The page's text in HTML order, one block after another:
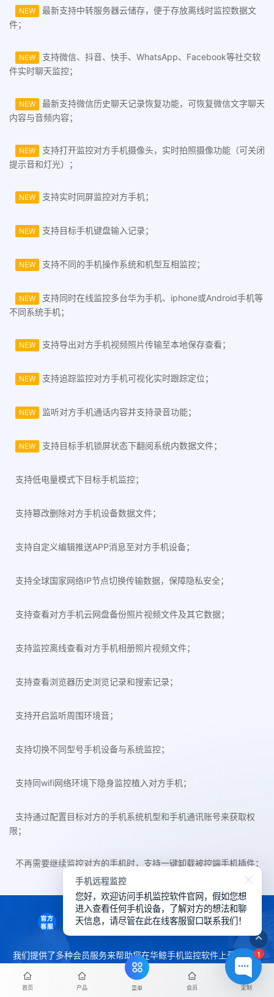
NEW
最新支持中转服务器云储存，便于存放离线时监控数据文
件；
NEW
支持微信、抖音、快手、WhatsApp、Facebook等社交软
件实时聊天监控；
NEW
最新支持微信历史聊天记录恢复功能，可恢复微信文字聊天
内容与音频内容；
NEW
支持打开监控对方手机摄像头，实时拍照摄像功能（可关闭
提示音和灯光）；
NEW 支持实时同屏监控对方手机；
NEW 支持目标手机键盘输入记录；
NEW 支持不同的手机操作系统和机型互相监控；
NEW
支持同时在线监控多台华为手机、iphone或Android手机等
不同系统手机；
NEW 支持导出对方手机视频照片传输至本地保存查看；
NEW 支持追踪监控对方手机可视化实时跟踪定位；
NEW 监听对方手机通话内容并支持录音功能；
NEW 支持目标手机锁屏状态下翻阅系统内数据文件；
支持低电量模式下目标手机监控；
支持篡改删除对方手机设备数据文件；
支持自定义编辑推送APP消息至对方手机设备；
支持全球国家网络IP节点切换传输数据，保障隐私安全；
支持查看对方手机云网盘备份照片视频文件及其它数据；
支持监控离线查看对方手机相册照片视频文件；
支持查看浏览器历史浏览记录和搜索记录；
支持开启监听周围环境音；
支持切换不同型号手机设备与系统监控；
支持同wifi网络环境下隐身监控植入对方手机；
支持通过配置目标对方的手机系统机型和手机通讯账号来获取权
限；
不再需要继续监控对方的手机时，支持一键卸载被控端手机插件；
会员服务
我们提供了多种会员服务来帮助您在华鲸手机监控软件上获得更良
好的体验，下方详细了解我们的会员服务。
首页 产品 菜单 会员 定制
1
手机远程监控
您好，欢迎访问手机监控软件官网，假如您想
进入查看任何手机设备，了解对方的想法和聊
天信息，请尽管在此在线客服窗口联系我们！